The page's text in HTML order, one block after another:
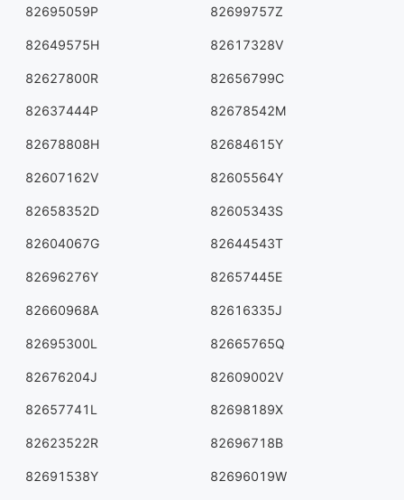
82695059P 82699757Z
82649575H 82617328V
82627800R 82656799C
82637444P 82678542M
82678808H 82684615Y
82607162V 82605564Y
82658352D 82605343S
82604067G 82644543T
82696276Y 82657445E
82660968A 82616335J
82695300L 82665765Q
82676204J 82609002V
82657741L 82698189X
82623522R 82696718B
82691538Y 82696019W